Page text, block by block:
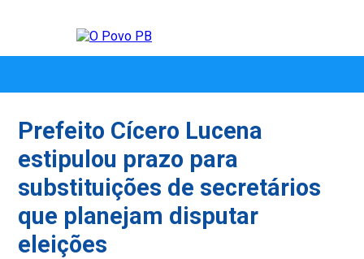
Prefeito Cícero Lucena
estipulou prazo para
substituições de secretários
que planejam disputar
eleições